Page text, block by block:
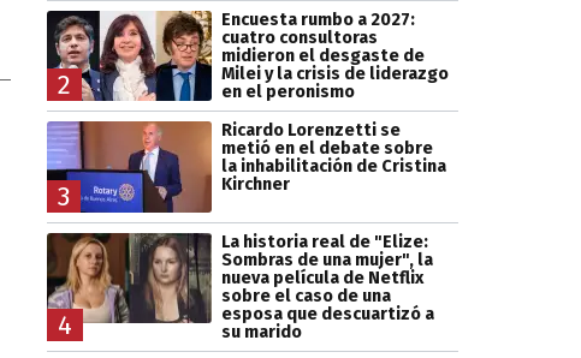
2
Encuesta rumbo a 2027:
cuatro consultoras
midieron el desgaste de
Milei y la crisis de liderazgo
en el peronismo
3
Ricardo Lorenzetti se
metió en el debate sobre
la inhabilitación de Cristina
Kirchner
4
La historia real de "Elize:
Sombras de una mujer", la
nueva película de Netflix
sobre el caso de una
esposa que descuartizó a
su marido